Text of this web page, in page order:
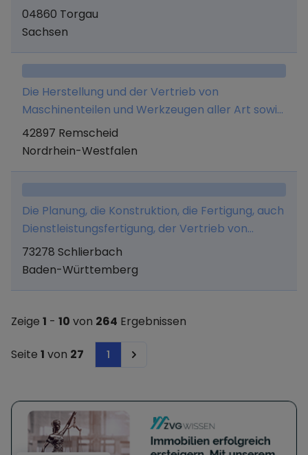
Entwicklung, Herstellung und der Vertrieb von
und Handel mit Verschleißteilen und
04860 Torgau
Sachsen
Die Herstellung und der Vertrieb von
Maschinenteilen und Werkzeugen aller Art sowie
von Kosmetikgeräten (Dermabrasionen).
42897 Remscheid
Nordrhein-Westfalen
Die Planung, die Konstruktion, die Fertigung, auch
Dienstleistungsfertigung, der Vertrieb von
Anlagen, Sondermaschinen, Vorrichtungen und
Werkzeugen der Automations- und
Optimierung der vorgenannten Anlagen und
73278 Schlierbach
Baden-Württemberg
Zeige 1 - 10 von 264 Ergebnissen
Seite 1 von 27 1 Next